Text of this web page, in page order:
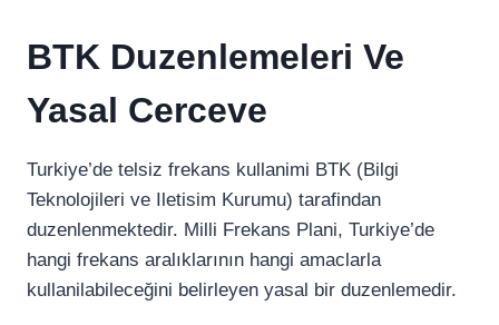
BTK Duzenlemeleri Ve
Yasal Cerceve
Turkiye’de telsiz frekans kullanimi BTK (Bilgi
Teknolojileri ve Iletisim Kurumu) tarafindan
duzenlenmektedir. Milli Frekans Plani, Turkiye’de
hangi frekans aralıklarının hangi amaclarla
kullanilabileceğini belirleyen yasal bir duzenlemedir.